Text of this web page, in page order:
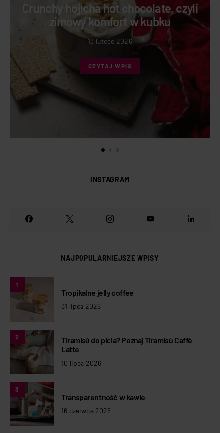
Crunchy hojicha hot chocolate, czyli
zimowy komfort w kubku
13 lutego 2026
CZYTAJ WPIS
INSTAGRAM
NAJPOPULARNIEJSZE WPISY
1
Tropikalne jelly coffee
31 lipca 2026
2
Tiramisù do picia? Poznaj Tiramisù Caffè
Latte
10 lipca 2026
3
Transparentność w kawie
16 czerwca 2026